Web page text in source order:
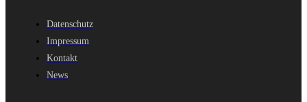
Datenschutz
Impressum
Kontakt
News